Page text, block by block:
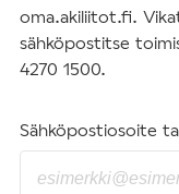
oma.akiliitot.fi.
sähköpostitse
4270 1500.
Sähköpostiosoite